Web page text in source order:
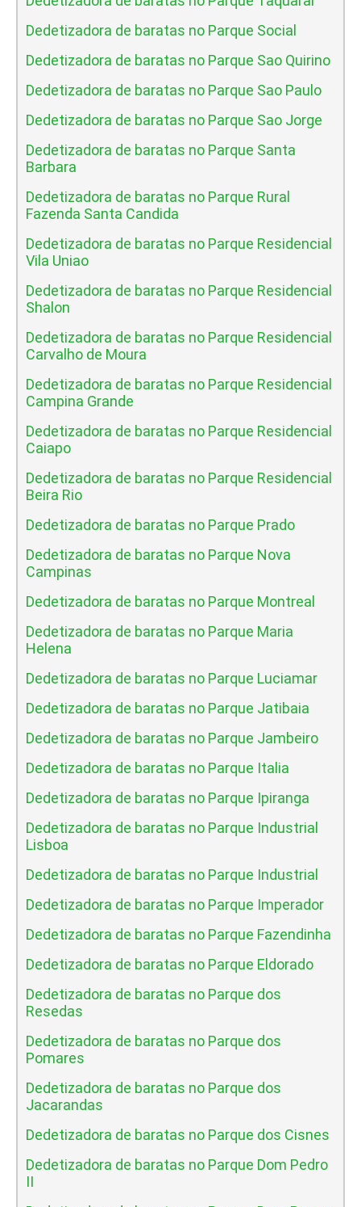
Dedetizadora de baratas no Parque Social
Dedetizadora de baratas no Parque Sao Quirino
Dedetizadora de baratas no Parque Sao Paulo
Dedetizadora de baratas no Parque Sao Jorge
Dedetizadora de baratas no Parque Santa
Barbara
Dedetizadora de baratas no Parque Rural
Fazenda Santa Candida
Dedetizadora de baratas no Parque Residencial
Vila Uniao
Dedetizadora de baratas no Parque Residencial
Shalon
Dedetizadora de baratas no Parque Residencial
Carvalho de Moura
Dedetizadora de baratas no Parque Residencial
Campina Grande
Dedetizadora de baratas no Parque Residencial
Caiapo
Dedetizadora de baratas no Parque Residencial
Beira Rio
Dedetizadora de baratas no Parque Prado
Dedetizadora de baratas no Parque Nova
Campinas
Dedetizadora de baratas no Parque Montreal
Dedetizadora de baratas no Parque Maria
Helena
Dedetizadora de baratas no Parque Luciamar
Dedetizadora de baratas no Parque Jatibaia
Dedetizadora de baratas no Parque Jambeiro
Dedetizadora de baratas no Parque Italia
Dedetizadora de baratas no Parque Ipiranga
Dedetizadora de baratas no Parque Industrial
Lisboa
Dedetizadora de baratas no Parque Industrial
Dedetizadora de baratas no Parque Imperador
Dedetizadora de baratas no Parque Fazendinha
Dedetizadora de baratas no Parque Eldorado
Dedetizadora de baratas no Parque dos
Resedas
Dedetizadora de baratas no Parque dos
Pomares
Dedetizadora de baratas no Parque dos
Jacarandas
Dedetizadora de baratas no Parque dos Cisnes
Dedetizadora de baratas no Parque Dom Pedro
II